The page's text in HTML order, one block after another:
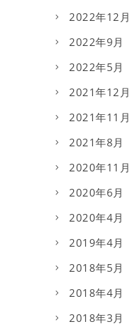
2022年12月
2022年9月
2022年5月
2021年12月
2021年11月
2021年8月
2020年11月
2020年6月
2020年4月
2019年4月
2018年5月
2018年4月
2018年3月